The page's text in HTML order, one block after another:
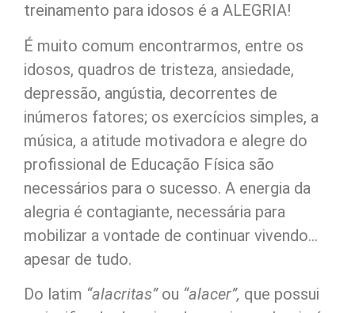
treinamento para idosos é a ALEGRIA!
É muito comum encontrarmos, entre os
idosos, quadros de tristeza, ansiedade,
depressão, angústia, decorrentes de
inúmeros fatores; os exercícios simples, a
música, a atitude motivadora e alegre do
profissional de Educação Física são
necessários para o sucesso. A energia da
alegria é contagiante, necessária para
mobilizar a vontade de continuar vivendo…
apesar de tudo.
Do latim “alacritas”ou “alacer”, que possui